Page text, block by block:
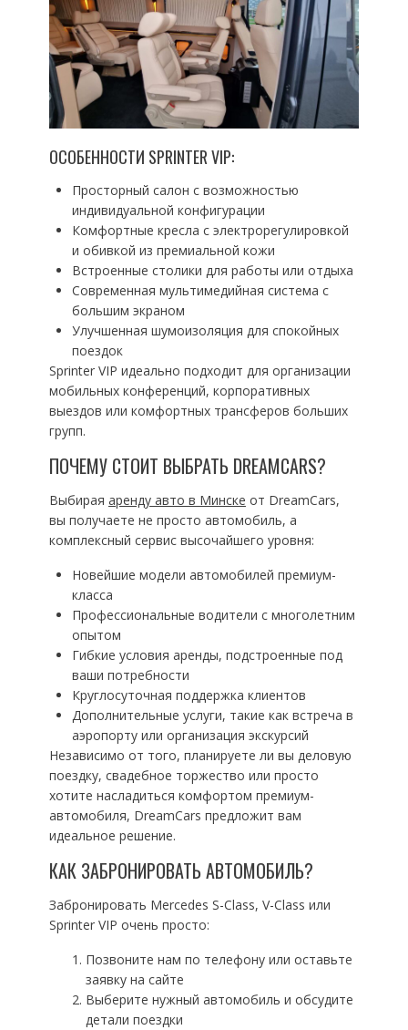
ОСОБЕННОСТИ SPRINTER VIP:
Просторный салон с возможностью
индивидуальной конфигурации
Комфортные кресла с электрорегулировкой
и обивкой из премиальной кожи
Встроенные столики для работы или отдыха
Современная мультимедийная система с
большим экраном
Улучшенная шумоизоляция для спокойных
поездок
Sprinter VIP идеально подходит для организации
мобильных конференций, корпоративных
выездов или комфортных трансферов больших
групп.
ПОЧЕМУ СТОИТ ВЫБРАТЬ DREAMCARS?
Выбирая аренду авто в Минске от DreamCars,
вы получаете не просто автомобиль, а
комплексный сервис высочайшего уровня:
Новейшие модели автомобилей премиум-
класса
Профессиональные водители с многолетним
опытом
Гибкие условия аренды, подстроенные под
ваши потребности
Круглосуточная поддержка клиентов
Дополнительные услуги, такие как встреча в
аэропорту или организация экскурсий
Независимо от того, планируете ли вы деловую
поездку, свадебное торжество или просто
хотите насладиться комфортом премиум-
автомобиля, DreamCars предложит вам
идеальное решение.
КАК ЗАБРОНИРОВАТЬ АВТОМОБИЛЬ?
Забронировать Mercedes S-Class, V-Class или
Sprinter VIP очень просто:
Позвоните нам по телефону или оставьте
заявку на сайте
Выберите нужный автомобиль и обсудите
детали поездки